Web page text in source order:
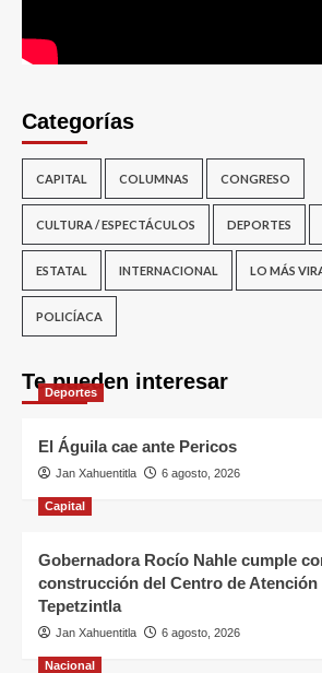
Categorías
CAPITAL COLUMNAS CONGRESO
CULTURA / ESPECTÁCULOS DEPORTES
ESTATAL INTERNACIONAL LO MÁS
POLICÍACA
Te pueden interesar
Deportes
El Águila cae ante Pericos
Jan Xahuentitla 6 agosto, 2026
Capital
Gobernadora Rocío Nahle cumple
construcción del Centro de
Tepetzintla
Jan Xahuentitla 6 agosto, 2026
Nacional